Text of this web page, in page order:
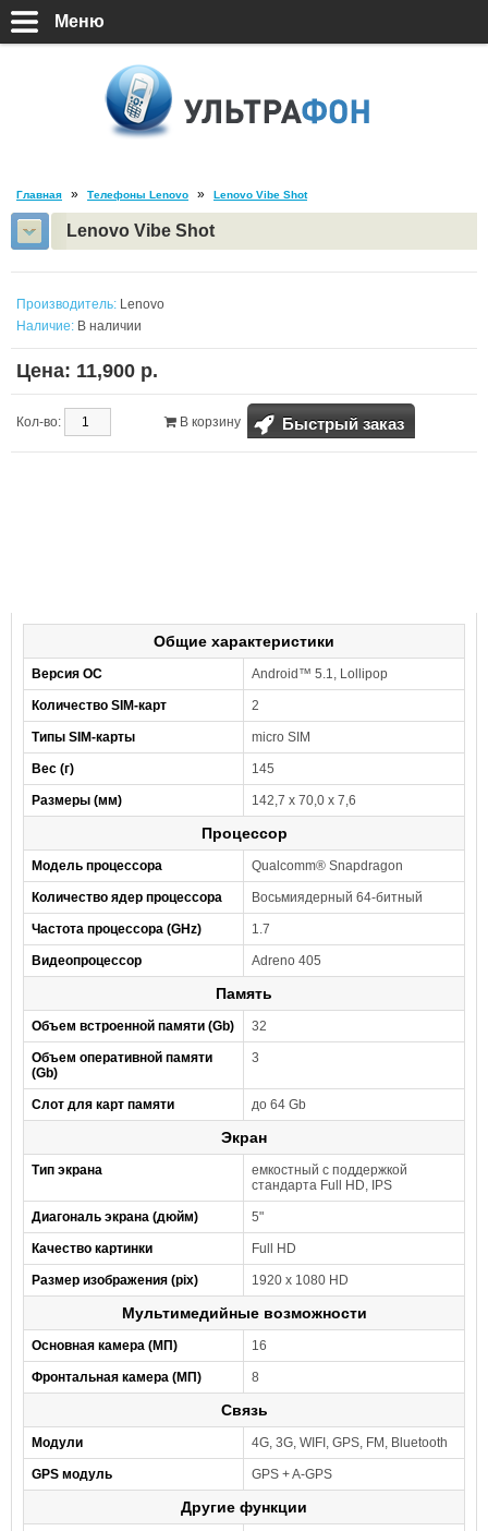
Меню
Гаджеты
Портативные зарядки
Главная » Телефоны Lenovo » Lenovo Vibe Shot
Lenovo Vibe Shot
Производитель: Lenovo
Наличие: В наличии
Цена: 11,900 р.
Кол-во: В корзину Быстрый заказ
Общие характеристики
Версия ОС Android™ 5.1, Lollipop
Количество SIM-карт 2
Типы SIM-карты micro SIM
Вес (г) 145
Размеры (мм) 142,7 x 70,0 x 7,6
Процессор
Модель процессора Qualcomm® Snapdragon
Количество ядер процессора Восьмиядерный 64-битный
Частота процессора (GHz) 1.7
Видеопроцессор Adreno 405
Память
Объем встроенной памяти (Gb) 32
Объем оперативной памяти
(Gb)
3
Слот для карт памяти до 64 Gb
Экран
Тип экрана
емкостный с поддержкой
стандарта Full HD, IPS
Диагональ экрана (дюйм) 5"
Качество картинки Full HD
Размер изображения (pix) 1920 x 1080 HD
Мультимедийные возможности
Основная камера (МП) 16
Фронтальная камера (МП) 8
Связь
Модули 4G, 3G, WIFI, GPS, FM, Bluetooth
GPS модуль GPS + A-GPS
Другие функции